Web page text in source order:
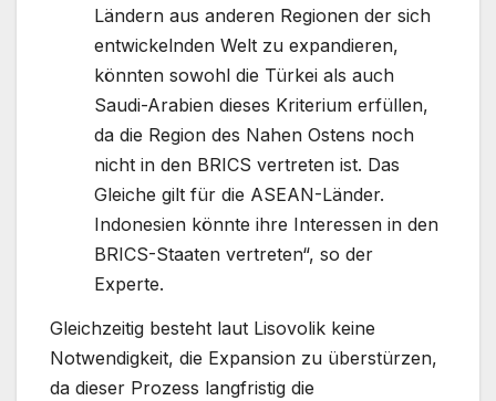
Ländern aus anderen Regionen der sich
entwickelnden Welt zu expandieren,
könnten sowohl die Türkei als auch
Saudi-Arabien dieses Kriterium erfüllen,
da die Region des Nahen Ostens noch
nicht in den BRICS vertreten ist. Das
Gleiche gilt für die ASEAN-Länder.
Indonesien könnte ihre Interessen in den
BRICS-Staaten vertreten“, so der
Experte.
Gleichzeitig besteht laut Lisovolik keine
Notwendigkeit, die Expansion zu überstürzen,
da dieser Prozess langfristig die